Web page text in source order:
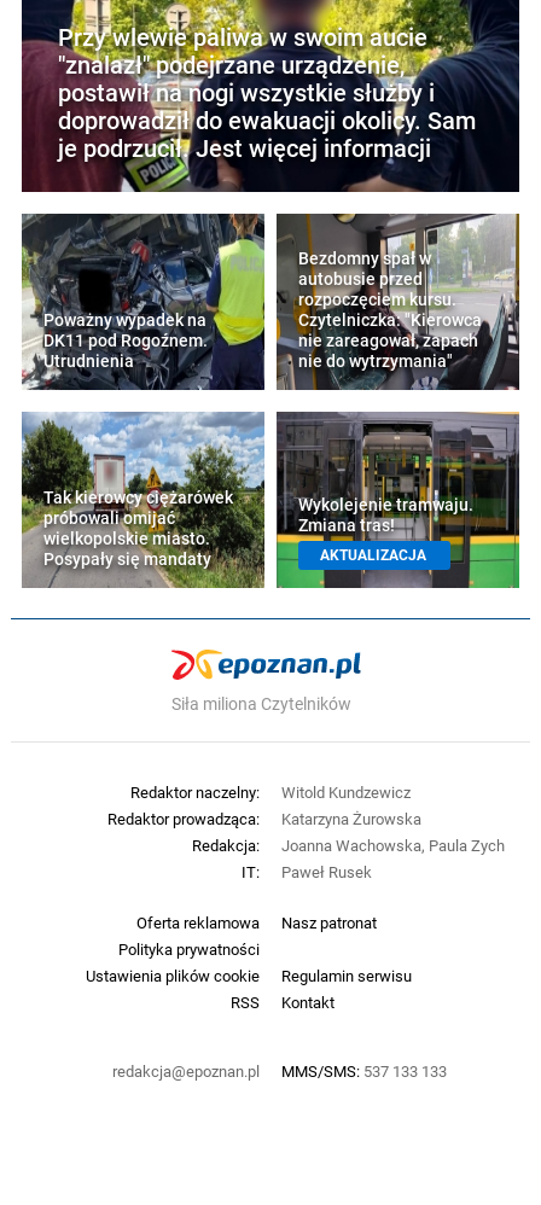
Przy wlewie paliwa w swoim aucie
"znalazł" podejrzane urządzenie,
postawił na nogi wszystkie służby i
doprowadził do ewakuacji okolicy. Sam
je podrzucił. Jest więcej informacji
Poważny wypadek na
DK11 pod Rogoźnem.
Utrudnienia
Bezdomny spał w
autobusie przed
rozpoczęciem kursu.
Czytelniczka: "Kierowca
nie zareagował, zapach
nie do wytrzymania"
Tak kierowcy ciężarówek
próbowali omijać
wielkopolskie miasto.
Posypały się mandaty
Wykolejenie tramwaju.
Zmiana tras!
AKTUALIZACJA
Siła miliona Czytelników
Oferta reklamowa
Nasz patronat
Polityka prywatności
Ustawienia plików cookie
Regulamin serwisu
RSS
Kontakt
redakcja@epoznan.pl MMS/SMS: 537 133 133
Redaktor naczelny:
Witold Kundzewicz
Redaktor prowadząca:
Katarzyna Żurowska
Redakcja:
Joanna Wachowska, Paula Zych
IT:
Paweł Rusek